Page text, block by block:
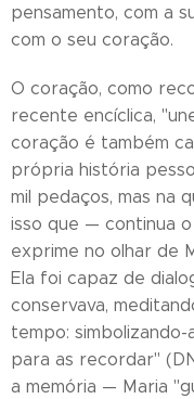
pensamento, com a
com o seu coração.
O coração, como
recente encíclica,
coração é também
própria história
mil pedaços, mas na
isso que — continua
exprime no olhar de
Ela foi capaz de
conservava,
tempo:
para as recordar"
a memória — Maria